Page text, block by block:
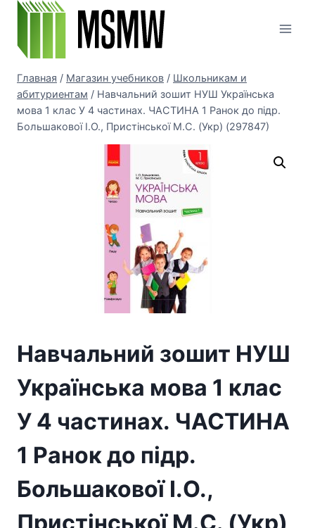
Перейти
содержимому
Главная / Магазин учебников / Школьникам и
абитуриентам / Навчальний зошит НУШ Українська
мова 1 клас У 4 частинах. ЧАСТИНА 1 Ранок до підр.
Большакової І.О., Пристінської М.С. (Укр) (297847)
Навчальний зошит НУШ
Українська мова 1 клас
У 4 частинах. ЧАСТИНА
1 Ранок до підр.
Большакової І.О.,